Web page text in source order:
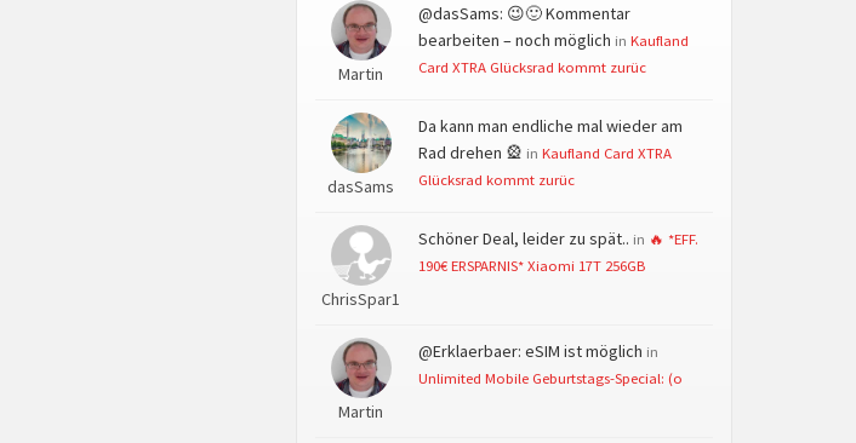
Martin
@dasSams: 😉🙂 Kommentar
bearbeiten – noch möglich in Kaufland
Card XTRA Glücksrad kommt zurüc
dasSams
Da kann man endliche mal wieder am
Rad drehen 🎡 in Kaufland Card XTRA
Glücksrad kommt zurüc
ChrisSpar1
Schöner Deal, leider zu spät.. in 🔥 *EFF.
190€ ERSPARNIS* Xiaomi 17T 256GB
Martin
@Erklaerbaer: eSIM ist möglich in
Unlimited Mobile Geburtstags-Special: (o